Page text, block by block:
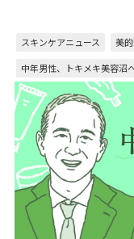
スキンケアニュース
美
中年男性、トキメキ美容沼